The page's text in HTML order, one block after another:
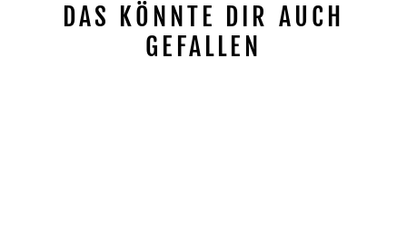
DAS KÖNNTE DIR AUCH
GEFALLEN